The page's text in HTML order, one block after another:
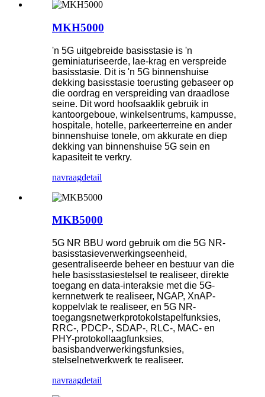
MKH5000
'n 5G uitgebreide basisstasie is 'n
geminiaturiseerde, lae-krag en verspreide
basisstasie. Dit is 'n 5G binnenshuise
dekking basisstasie toerusting gebaseer op
die oordrag en verspreiding van draadlose
seine. Dit word hoofsaaklik gebruik in
kantoorgeboue, winkelsentrums, kampusse,
hospitale, hotelle, parkeerterreine en ander
binnenshuise tonele, om akkurate en diep
dekking van binnenshuise 5G sein en
kapasiteit te verkry.
navraagdetail
MKB5000
5G NR BBU word gebruik om die 5G NR-
basisstasieverwerkingseenheid,
gesentraliseerde beheer en bestuur van die
hele basisstasiestelsel te realiseer, direkte
toegang en data-interaksie met die 5G-
kernnetwerk te realiseer, NGAP, XnAP-
koppelvlak te realiseer, en 5G NR-
toegangsnetwerkprotokolstapelfunksies,
RRC-, PDCP-, SDAP-, RLC-, MAC- en
PHY-protokollaagfunksies,
basisbandverwerkingsfunksies,
stelselnetwerkwerk te realiseer.
navraagdetail